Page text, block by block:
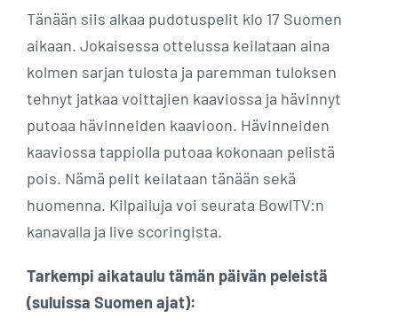
Tänään siis alkaa pudotuspelit klo 17 Suomen
aikaan. Jokaisessa ottelussa keilataan aina
kolmen sarjan tulosta ja paremman tuloksen
tehnyt jatkaa voittajien kaaviossa ja hävinnyt
putoaa hävinneiden kaavioon. Hävinneiden
kaaviossa tappiolla putoaa kokonaan pelistä
pois. Nämä pelit keilataan tänään sekä
huomenna. Kilpailuja voi seurata BowlTV:n
kanavalla ja live scoringista.
Tarkempi aikataulu tämän päivän peleistä
(suluissa Suomen ajat):